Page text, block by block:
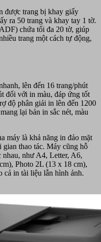
được trang bị khay giấy
ra 50 trang và khay tay 1 tờ.
chứa tối đa 20 tờ, giúp
trang một cách tự động,
lên đến 16 trang/phút
đối với in màu, đáp ứng tốt
độ phân giải in lên đến 1200
lại bản in sắc nét, màu
máy là khả năng in đảo mặt
thao tác. Máy cũng hỗ
nhau, như A4, Letter, A6,
Photo 2L (13 x 18 cm),
cả in tài liệu lẫn hình ảnh.